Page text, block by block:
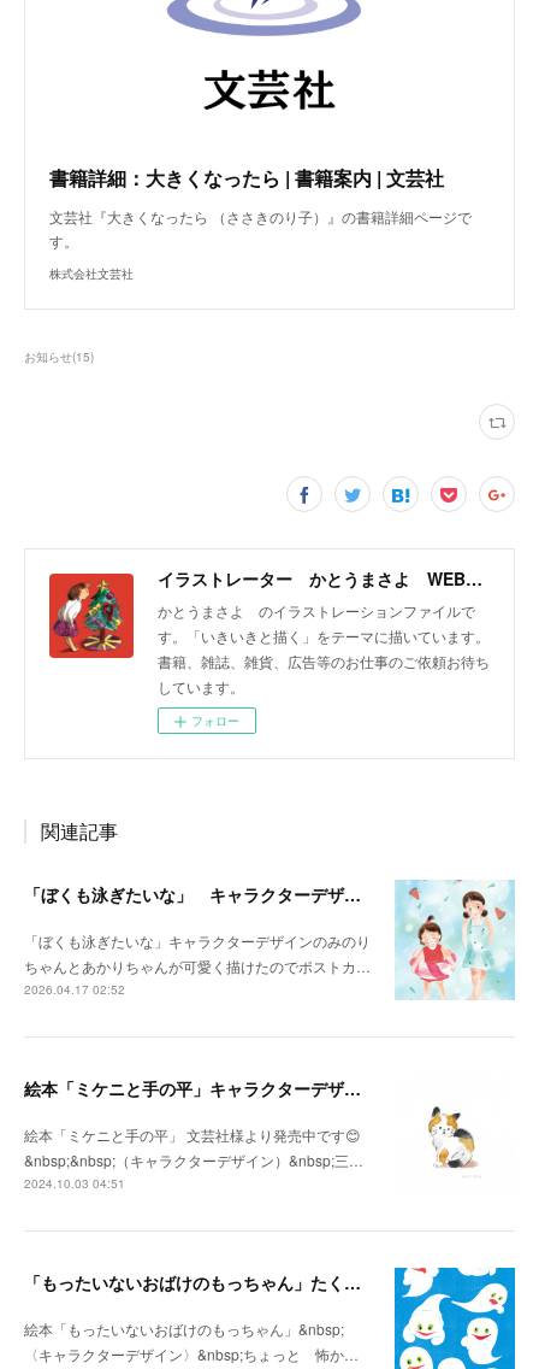
書籍詳細：大きくなったら | 書籍案内 | 文芸社
文芸社『大きくなったら （ささきのり子）』の書籍詳細ページで
す。
株式会社文芸社
お知らせ(15)
イラストレーター かとうまさよ WEBサイト
かとうまさよ のイラストレーションファイルで
す。「いきいきと描く」をテーマに描いています。
書籍、雑誌、雑貨、広告等のお仕事のご依頼お待ち
しています。
フォロー
関連記事
「ぼくも泳ぎたいな」 キャラクターデザイン ポストカード風
「ぼくも泳ぎたいな」キャラクターデザインのみのり
ちゃんとあかりちゃんが可愛く描けたのでポストカ…
2026.04.17 02:52
絵本「ミケニと手の平」キャラクターデザイン
絵本「ミケニと手の平」 文芸社様より発売中です😊
&nbsp;&nbsp;（キャラクターデザイン）&nbsp;三…
2024.10.03 04:51
「もったいないおばけのもっちゃん」たくさんポーズ
絵本「もったいないおばけのもっちゃん」&nbsp;
〈キャラクターデザイン〉&nbsp;ちょっと 怖か…